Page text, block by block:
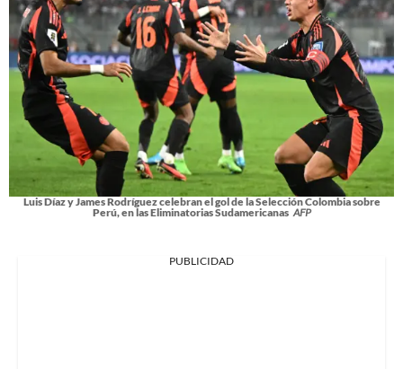
Luis Díaz y James Rodríguez celebran el gol de la Selección Colombia sobre
Perú, en las Eliminatorias Sudamericanas AFP
PUBLICIDAD